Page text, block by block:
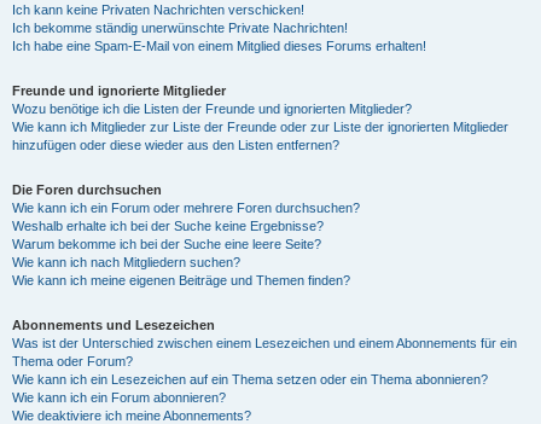
Ich kann keine Privaten Nachrichten verschicken!
Ich bekomme ständig unerwünschte Private Nachrichten!
Ich habe eine Spam-E-Mail von einem Mitglied dieses Forums erhalten!
Freunde und ignorierte Mitglieder
Wozu benötige ich die Listen der Freunde und ignorierten Mitglieder?
Wie kann ich Mitglieder zur Liste der Freunde oder zur Liste der ignorierten Mitglieder
hinzufügen oder diese wieder aus den Listen entfernen?
Die Foren durchsuchen
Wie kann ich ein Forum oder mehrere Foren durchsuchen?
Weshalb erhalte ich bei der Suche keine Ergebnisse?
Warum bekomme ich bei der Suche eine leere Seite?
Wie kann ich nach Mitgliedern suchen?
Wie kann ich meine eigenen Beiträge und Themen finden?
Abonnements und Lesezeichen
Was ist der Unterschied zwischen einem Lesezeichen und einem Abonnements für ein
Thema oder Forum?
Wie kann ich ein Lesezeichen auf ein Thema setzen oder ein Thema abonnieren?
Wie kann ich ein Forum abonnieren?
Wie deaktiviere ich meine Abonnements?